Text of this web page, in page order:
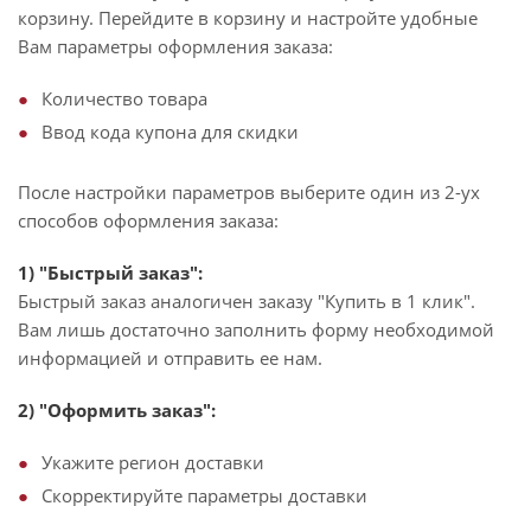
корзину. Перейдите в корзину и настройте удобные
Вам параметры оформления заказа:
Количество товара
Ввод кода купона для скидки
После настройки параметров выберите один из 2-ух
способов оформления заказа:
1) "Быстрый заказ":
Быстрый заказ аналогичен заказу "Купить в 1 клик".
Вам лишь достаточно заполнить форму необходимой
информацией и отправить ее нам.
2) "Оформить заказ":
Укажите регион доставки
Скорректируйте параметры доставки